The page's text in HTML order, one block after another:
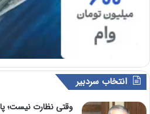
انتخاب سردبیر
وقتی نظارت نیست؛